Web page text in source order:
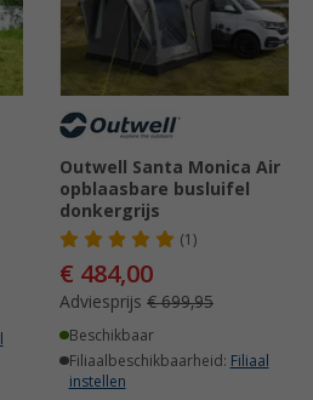
Outwell Santa Monica Air
opblaasbare busluifel
donkergrijs
(1)
€ 484,00
Adviesprijs € 699,95
Beschikbaar
Filiaalbeschikbaarheid: Filiaal
instellen